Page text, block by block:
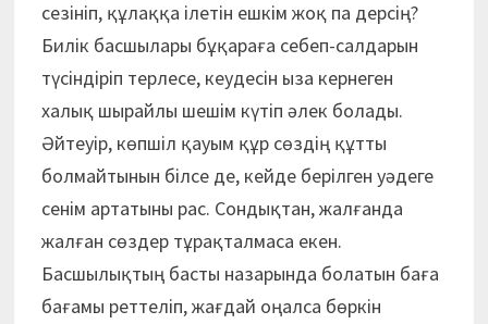
сезініп, құлаққа ілетін ешкім жоқ па дерсің?
Билік басшылары бұқараға себеп-салдарын
түсіндіріп терлесе, кеудесін ыза кернеген
халық шырайлы шешім күтіп әлек болады.
Әйтеуір, көпшіл қауым құр сөздің құтты
болмайтынын білсе де, кейде берілген уәдеге
сенім артатыны рас. Сондықтан, жалғанда
жалған сөздер тұрақталмаса екен.
Басшылықтың басты назарында болатын баға
бағамы реттеліп, жағдай оңалса бөркін